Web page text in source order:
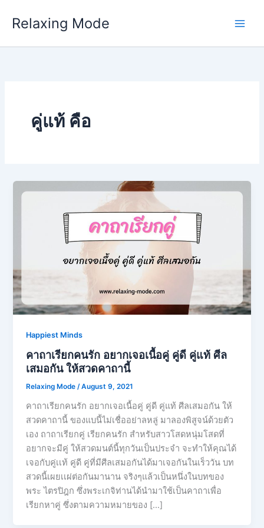
Relaxing Mode
คู่แท้ คือ
Happiest Minds
คาถาเรียกคนรัก อยากเจอเนื้อคู่ คู่ดี คู่แท้ ศีล
เสมอกัน ให้สวดคาถานี้
Relaxing Mode/August 9, 2021
คาถาเรียกคนรัก อยากเจอเนื้อคู่ คู่ดี คู่แท้ ศีลเสมอกัน ให้
สวดคาถานี้ ของแบนี้ไม่เชื่ออย่าลหลู่ มาลองพิสูจน์ด้วยตัว
เอง ถาถาเรียกคู่ เรียกคนรัก สำหรับสาวโสดหนุ่มโสดที่
อยากจะมีคู่ ให้สวดมนต์นี้ทุกวันเป็นประจำ จะทำให้คุณได้
เจอกับคู่เเท้ คู่ดี คู่ที่มีศีลเสมอกันได้มาเจอกันในเร็ววัน บท
สวดนี้เผยเเผ่ต่อกันมานาน จริงๆแล้วเป็นหนึ่งในบทของ
พระ ไตรปิฎก ซึ่งพระเกจิท่านได้นํามาใช้เป็นคาถาเพื่อ
เรียกหาคู่ ซึ่งตามความหมายของ […]